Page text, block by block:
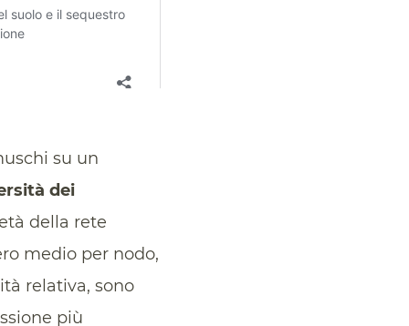
su un
dei
della rete
medio per nodo,
relativa, sono
più